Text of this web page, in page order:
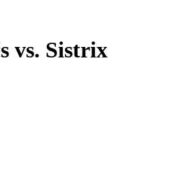
vs. Sistrix